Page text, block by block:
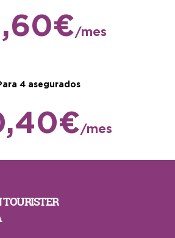
/mes
4 asegurados
/mes
TOURISTER